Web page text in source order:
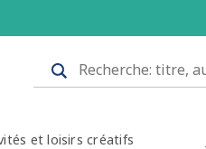
et loisirs créatifs